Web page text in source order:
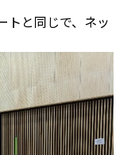
と同じで、ネッ